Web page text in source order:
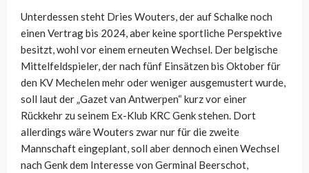
Unterdessen steht Dries Wouters, der auf Schalke noch
einen Vertrag bis 2024, aber keine sportliche Perspektive
besitzt, wohl vor einem erneuten Wechsel. Der belgische
Mittelfeldspieler, der nach fünf Einsätzen bis Oktober für
den KV Mechelen mehr oder weniger ausgemustert wurde,
soll laut der „Gazet van Antwerpen“ kurz vor einer
Rückkehr zu seinem Ex-Klub KRC Genk stehen. Dort
allerdings wäre Wouters zwar nur für die zweite
Mannschaft eingeplant, soll aber dennoch einen Wechsel
nach Genk dem Interesse von Germinal Beerschot,